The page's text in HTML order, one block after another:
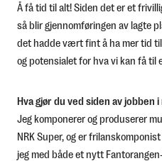
Å få tid til alt! Siden det er et
så blir gjennomføringen av lagte
det hadde vært fint å ha mer tid
og potensialet for hva vi kan få til
Hva gjør du ved siden av jobben
Jeg komponerer og produserer
NRK Super, og er
jeg med både et nytt